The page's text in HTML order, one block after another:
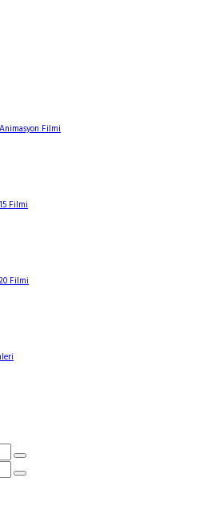
Filmi
Filmi
Filmi